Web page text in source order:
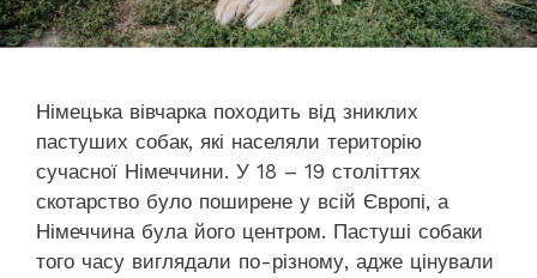
Німецька вівчарка походить від зниклих
пастуших собак, які населяли територію
сучасної Німеччини. У 18 – 19 століттях
скотарство було поширене у всій Європі, а
Німеччина була його центром. Пастуші собаки
того часу виглядали по-різному, адже цінували